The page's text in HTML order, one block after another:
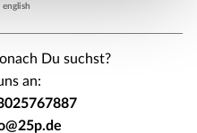
english
Du suchst?
an: